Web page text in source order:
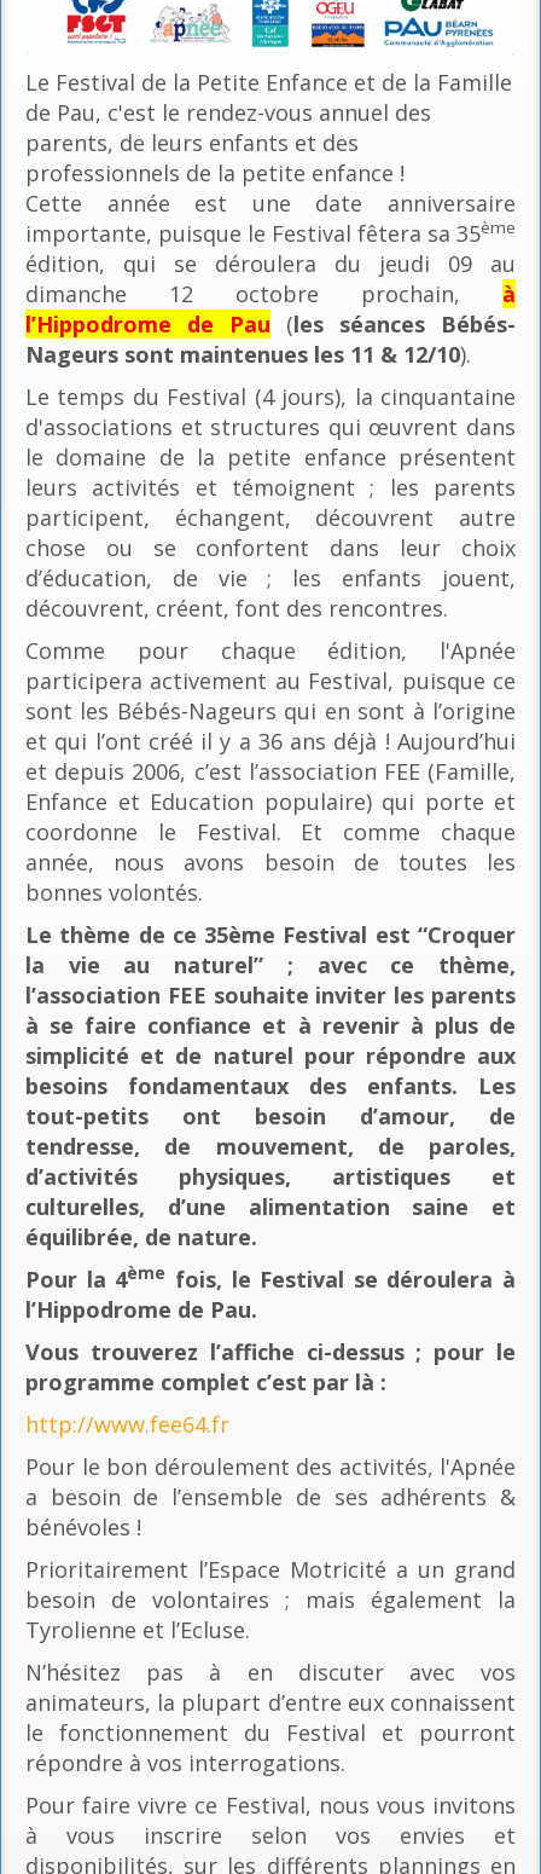
Le Festival de la Petite Enfance et de la Famille
de Pau, c'est le rendez-vous annuel des
parents, de leurs enfants et des
professionnels de la petite enfance !
Cette année est une date anniversaire
importante, puisque le Festival fêtera sa 35ème
édition, qui se déroulera du jeudi 09 au
dimanche 12 octobre prochain, à
l’Hippodrome de Pau (les séances Bébés-
Nageurs sont maintenues les 11 & 12/10).
Le temps du Festival (4 jours), la cinquantaine
d'associations et structures qui œuvrent dans
le domaine de la petite enfance présentent
leurs activités et témoignent ; les parents
participent, échangent, découvrent autre
chose ou se confortent dans leur choix
d’éducation, de vie ; les enfants jouent,
découvrent, créent, font des rencontres.
Comme pour chaque édition, l'Apnée
participera activement au Festival, puisque ce
sont les Bébés-Nageurs qui en sont à l’origine
et qui l’ont créé il y a 36 ans déjà ! Aujourd’hui
et depuis 2006, c’est l’association FEE (Famille,
Enfance et Education populaire) qui porte et
coordonne le Festival. Et comme chaque
année, nous avons besoin de toutes les
bonnes volontés.
Le thème de ce 35ème Festival est “Croquer
la vie au naturel” ; avec ce thème,
l’association FEE souhaite inviter les parents
à se faire confiance et à revenir à plus de
simplicité et de naturel pour répondre aux
besoins fondamentaux des enfants. Les
tout-petits ont besoin d’amour, de
tendresse, de mouvement, de paroles,
d’activités physiques, artistiques et
culturelles, d’une alimentation saine et
équilibrée, de nature.
Pour la 4ème fois, le Festival se déroulera à
l’Hippodrome de Pau.
Vous trouverez l’affiche ci-dessus ; pour le
programme complet c’est par là :
http://www.fee64.fr
Pour le bon déroulement des activités, l'Apnée
a besoin de l’ensemble de ses adhérents &
bénévoles !
Prioritairement l’Espace Motricité a un grand
besoin de volontaires ; mais également la
Tyrolienne et l’Ecluse.
N’hésitez pas à en discuter avec vos
animateurs, la plupart d’entre eux connaissent
le fonctionnement du Festival et pourront
répondre à vos interrogations.
Pour faire vivre ce Festival, nous vous invitons
à vous inscrire selon vos envies et
disponibilités, sur les différents plannings en